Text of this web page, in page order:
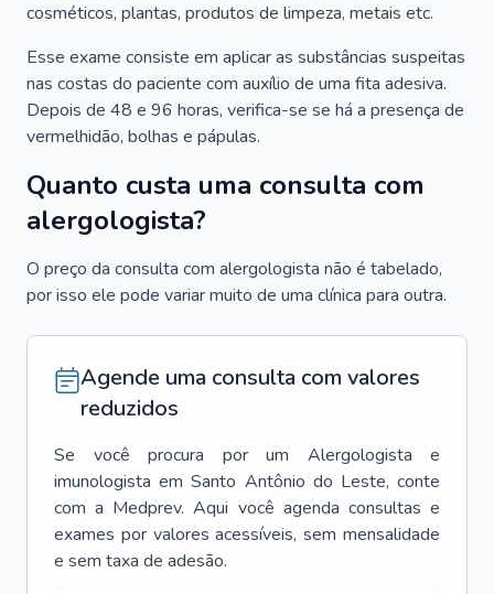
cosméticos, plantas, produtos de limpeza, metais etc.
Esse exame consiste em aplicar as substâncias suspeitas
nas costas do paciente com auxílio de uma fita adesiva.
Depois de 48 e 96 horas, verifica-se se há a presença de
vermelhidão, bolhas e pápulas.
Quanto custa uma consulta com
alergologista?
O preço da consulta com alergologista não é tabelado,
por isso ele pode variar muito de uma clínica para outra.
Agende uma consulta com valores
reduzidos
Se você procura por um
Alergologista e
imunologista em Santo Antônio do Leste, conte
com a Medprev. Aqui você agenda consultas e
exames por valores acessíveis, sem mensalidade
e sem taxa de adesão.